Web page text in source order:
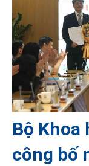
Bộ Khoa
công bố